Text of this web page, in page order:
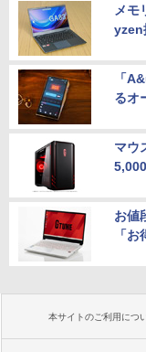
メモ
yzen
「
るオ
マウ
お値
「
本サイトのご利用につ